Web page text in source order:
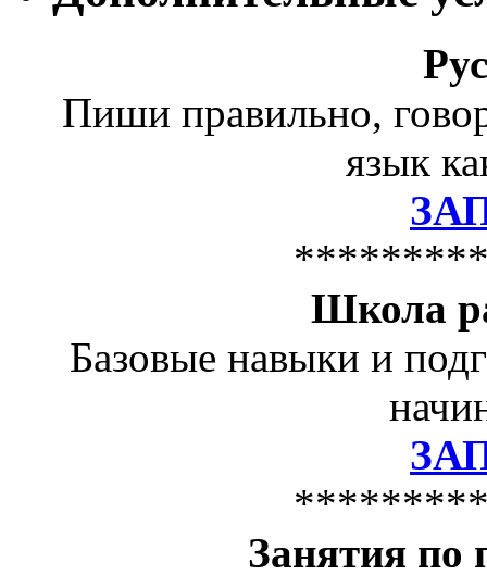
Пиши правильно,
язык
Школа
Базовые навыки и
Занятия по